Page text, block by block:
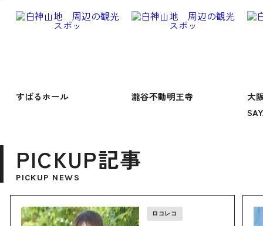
すばるホール 瀧谷不動明王寺
大
PICKUP記事
PICKUP NEWS
ロコレコ